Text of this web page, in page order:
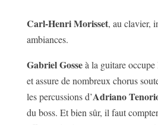
Carl-Henri Morisset, au clavier,
ambiances.
Gabriel Gosseà la guitare
et assure de nombreux chorus
les percussions d’Adriano
du boss. Et bien sûr, il faut